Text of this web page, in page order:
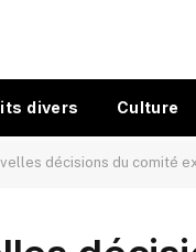
divers Culture
décisions du comité